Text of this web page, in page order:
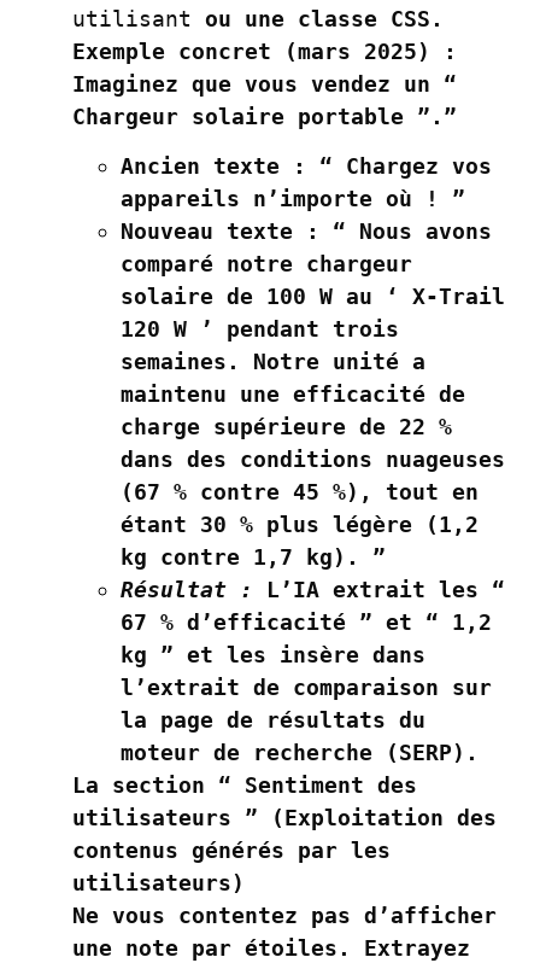
utilisant ou une classe CSS.
Exemple concret (mars 2025) :
Imaginez que vous vendez un “
Chargeur solaire portable ”.”
Ancien texte :
“ Chargez vos
appareils n’importe où ! ”
Nouveau texte :
“ Nous avons
comparé notre chargeur
solaire de 100 W au ‘ X-Trail
120 W ’ pendant trois
semaines. Notre unité a
maintenu une efficacité de
charge supérieure de 22 %
dans des conditions nuageuses
(67 % contre 45 %), tout en
étant 30 % plus légère (1,2
kg contre 1,7 kg). ”
Résultat :
L’IA extrait les “
67 % d’efficacité ” et “ 1,2
kg ” et les insère dans
l’extrait de comparaison sur
la page de résultats du
moteur de recherche (SERP).
La section “ Sentiment des
utilisateurs ” (Exploitation des
contenus générés par les
utilisateurs)
Ne vous contentez pas d’afficher
une note par étoiles. Extrayez